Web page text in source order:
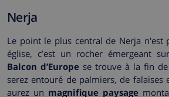
Nerja
Le point le plus central de Nerja n'est
église, c’est un rocher émergeant
Balcon d’Europe se trouve à la fin
serez entouré de palmiers, de falaises
aurez un magnifique paysage